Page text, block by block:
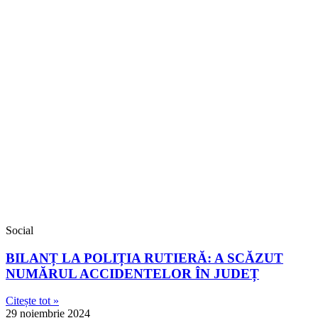
Social
BILANȚ LA POLIȚIA RUTIERĂ: A SCĂZUT
NUMĂRUL ACCIDENTELOR ÎN JUDEȚ
Citește tot »
29 noiembrie 2024